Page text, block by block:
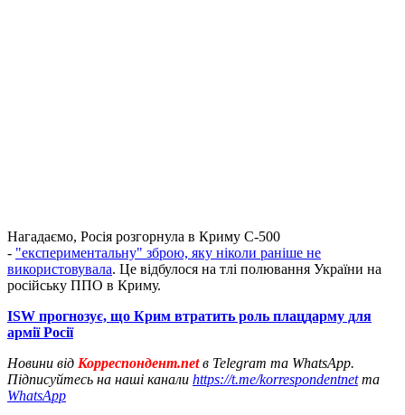
Нагадаємо, Росія розгорнула в Криму С-500
- "експериментальну" зброю, яку ніколи раніше не
використовувала. Це відбулося на тлі полювання України на
російську ППО в Криму.
ISW прогнозує, що Крим втратить роль плацдарму для
армії Росії
Новини від Корреспондент.netв Telegram та WhatsApp.
Підписуйтесь на наші канали https://t.me/korrespondentnetта
WhatsApp